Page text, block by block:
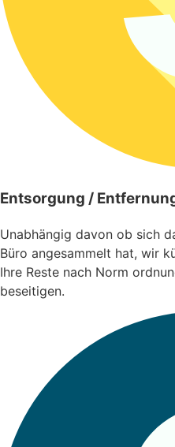
Entsorgung /
Unabhängig davon ob sich
Büro angesammelt hat, wir
Ihre Reste nach Norm
beseitigen.